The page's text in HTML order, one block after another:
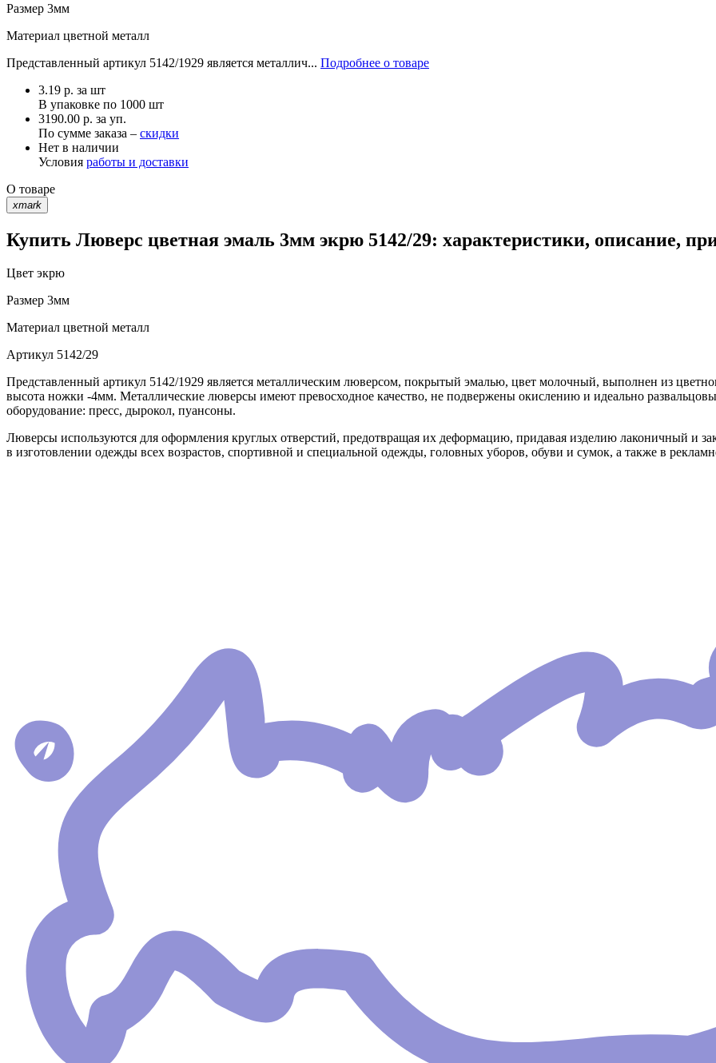
Размер 3мм
Материал цветной металл
Представленный артикул 5142/1929 является металлич... Подробнее о товаре
3.19 р. за шт
В упаковке по 1000 шт
3190.00 р. за уп.
По сумме заказа – скидки
Нет в наличии
Условия работы и доставки
О товаре
xmark
Купить Люверс цветная эмаль 3мм экрю 5142/29: характеристики, описание,
Цвет экрю
Размер 3мм
Материал цветной металл
Артикул 5142/29
Представленный артикул 5142/1929 является металлическим люверсом, покрытый эмалью, цвет молочный, выполнен из
высота ножки -4мм. Металлические люверсы имеют превосходное качество, не подвержены окислению и идеально
оборудование: пресс, дырокол, пуансоны.
Люверсы используются для оформления круглых отверстий, предотвращая их деформацию, придавая изделию лаконичный и
в изготовлении одежды всех возрастов, спортивной и специальной одежды, головных уборов, обуви и сумок, а также в